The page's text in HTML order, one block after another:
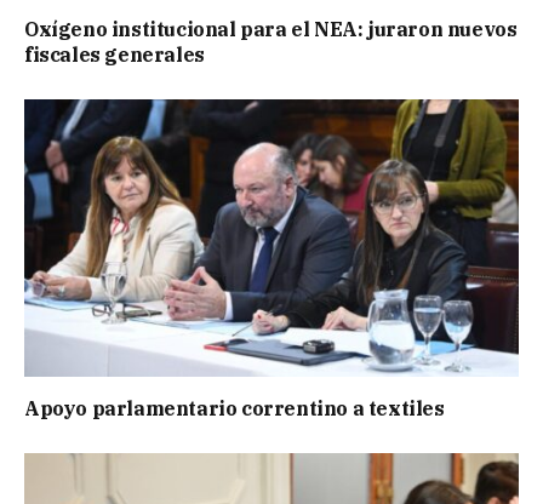
Oxígeno institucional para el NEA: juraron nuevos
fiscales generales
Apoyo parlamentario correntino a textiles